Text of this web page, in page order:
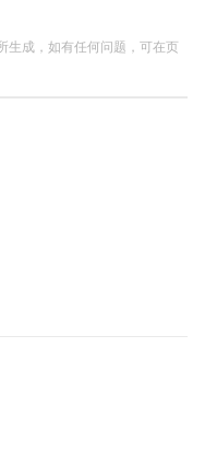
生成，如有任何问题，可在页